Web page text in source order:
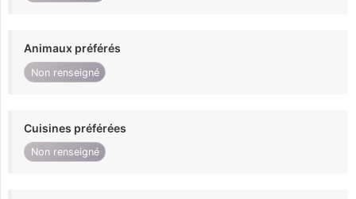
Animaux préférés
Non renseigné
Cuisines préférées
Non renseigné